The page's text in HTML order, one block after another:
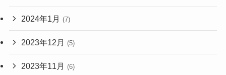
2024年1月 (7)
2023年12月 (5)
2023年11月 (6)